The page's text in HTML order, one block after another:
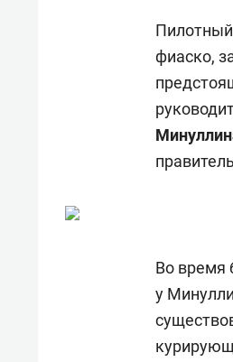
Пилотный
фиаско,
Во время
у
Рекомендуем
Как ГК «МИР
создают оазис
комфорта под